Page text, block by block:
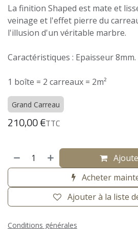
La finition Shaped est mate et
veinage et l'effet pierre du
l'illusion d'un véritable marbre.
Caractéristiques : Epaisseur 8mm.
1 boîte = 2 carreaux = 2m²
Grand Carreau
210,00€TTC
Acheter
Ajouter à la liste
Conditions générales